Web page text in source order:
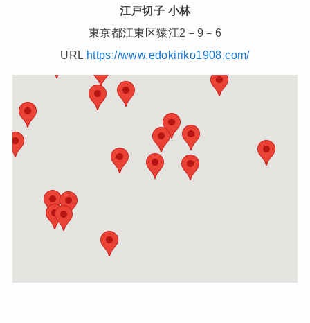
江戸切子 小林
東京都江東区猿江2－9－6
URL https://www.edokiriko1908.com/